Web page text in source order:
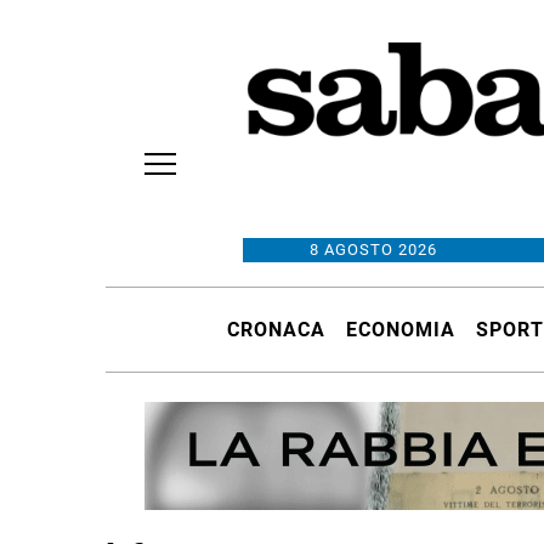
8 AGOSTO 2026
CRONACA ECONOMIA SPORT